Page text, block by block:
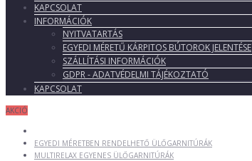
KAPCSOLAT
INFORMÁCIÓK
NYITVATARTÁS
EGYEDI MÉRETŰ KÁRPITOS BÚTOROK JELENTÉSE
SZÁLLÍTÁSI INFORMÁCIÓK
GDPR - ADATVÉDELMI TÁJÉKOZTATÓ
KAPCSOLAT
AKCIÓ
EGYEDI MÉRETBEN RENDELHETŐ ÜLŐGARNITÚRÁK
MULTIRELAX EGYENES ÜLŐGARNITÚRÁK